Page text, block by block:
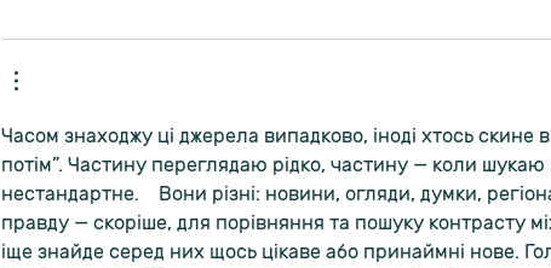
Часом знаходжу ці джерела випадково, іноді хтось скине
потім”. Частину переглядаю рідко, частину — коли
нестандартне.    Вони різні: новини, огляди, думки,
правду — скоріше, для порівняння та пошуку контрасту
іще знайде серед них щось цікаве або принаймні нове.